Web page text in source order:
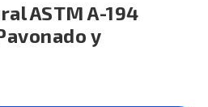
ASTM A-194
y